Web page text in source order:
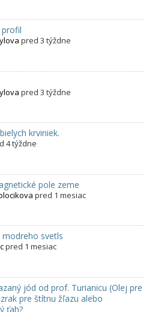
pred 3 týždne
pred 3 týždne
krviniek.
4 týždne
pole zeme
pred 1 mesiac
svetls
pred 1 mesiac
jód od prof. Turianicu (Olej pre
pre štítnu žľazu alebo
ťah?